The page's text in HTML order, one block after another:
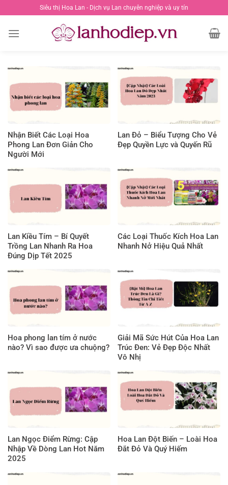
đến
nội
Siêu thị Hoa Lan - Dịch vụ Lan chuyên nghiệp và uy tín
Nhận Biết Các Loại Hoa
Phong Lan Đơn Giản Cho
Người Mới
Lan Đỏ – Biểu Tượng Cho Vẻ
Đẹp Quyền Lực và Quyến Rũ
Lan Kiều Tím – Bí Quyết
Trồng Lan Nhanh Ra Hoa
Đúng Dịp Tết 2025
Các Loại Thuốc Kích Hoa Lan
Nhanh Nở Hiệu Quả Nhất
Hoa phong lan tím ở nước
nào? Vì sao được ưa chuộng?
Giải Mã Sức Hút Của Hoa Lan
Trúc Đen: Vẻ Đẹp Độc Nhất
Vô Nhị
Lan Ngọc Điểm Rừng: Cập
Nhập Về Dòng Lan Hot Năm
2025
Hoa Lan Đột Biến – Loài Hoa
Đắt Đỏ Và Quý Hiếm